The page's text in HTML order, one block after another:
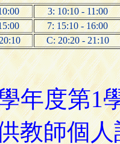
3: 10:10 - 11:00
7: 15:10 - 16:00
C: 20:20 - 21:10
年度第1
教師個